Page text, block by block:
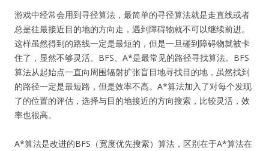
游戏中经常会用到寻径算法，最简单的寻径算法就是走直线或者
总是往最接近目的地的方向走，遇到障碍物就不可以继续前进。
这样虽然得到的路线一定是最短的，但是一旦碰到障碍物就被卡
住了，显然不够灵活。BFS、A*是最常见的路径寻找算法。BFS
算法从起始点一直向周围辐射扩张盲目地寻找目的地，虽然找到
的路径一定是最短路，但是效率不高。A*算法加入了对每个发现
了的位置的评估，选择与目的地接近的方向搜索，比较灵活，效
率也很高。
A*算法是改进的BFS（宽度优先搜索）算法，区别在于A*算法在